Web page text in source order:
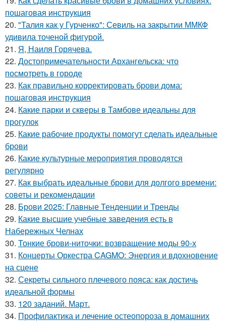
пошаговая инструкция
20. "Талия как у Гурченко": Севиль на закрытии ММКФ
удивила точеной фигурой.
21. Я, Наиля Горячева.
22. Достопримечательности Архангельска: что
посмотреть в городе
23. Как правильно корректировать брови дома:
пошаговая инструкция
24. Какие парки и скверы в Тамбове идеальны для
прогулок
25. Какие рабочие продукты помогут сделать идеальные
брови
26. Какие культурные мероприятия проводятся
регулярно
27. Как выбрать идеальные брови для долгого времени:
советы и рекомендации
28. Брови 2025: Главные Тенденции и Тренды
29. Какие высшие учебные заведения есть в
Набережных Челнах
30. Тонкие брови-ниточки: возвращение моды 90-х
31. Концерты Оркестра CAGMO: Энергия и вдохновение
на сцене
32. Секреты сильного плечевого пояса: как достичь
идеальной формы
33. 120 заданий. Март.
34. Профилактика и лечение остеопороза в домашних